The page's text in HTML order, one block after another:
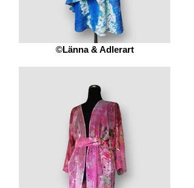
©Länna & Adlerart